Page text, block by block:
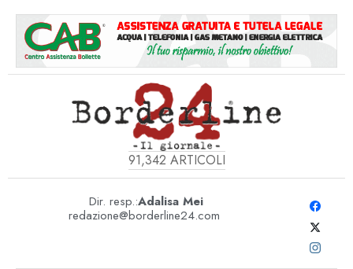
91,342 ARTICOLI
Dir. resp.:Adalisa Mei
redazione@borderline24.com